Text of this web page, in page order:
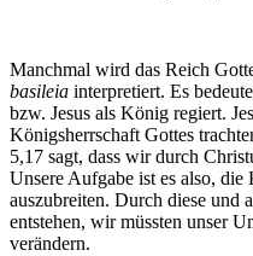
Manchmal wird das Reich
basileia interpretiert. Es
bzw. Jesus als König regiert.
Königsherrschaft Gottes
5,17 sagt, dass wir durch
Unsere Aufgabe ist es also, die
auszubreiten. Durch diese und
entstehen, wir müssten unser
verändern.